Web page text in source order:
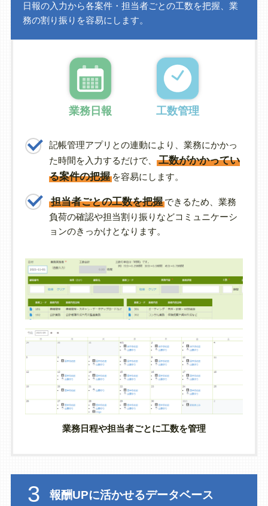
日報の入力から各案件・担当者ごとの工数を把握、業
務の割り振りを容易にします。
業務日報 工数管理
記帳管理アプリとの連動により、業務にかかっ
た時間を入力するだけで、
工数がかかってい
る案件の把握を容易にします。
担当者ごとの工数を把握できるため、業務
負荷の確認や担当割り振りなどコミュニケーシ
ョンのきっかけとなります。
業務日程や担当者ごとに工数を管理
3 報酬UPに活かせるデータベース